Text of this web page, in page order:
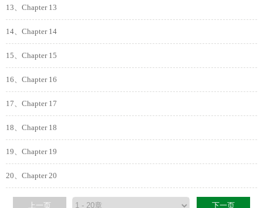
13、Chapter 13
14、Chapter 14
15、Chapter 15
16、Chapter 16
17、Chapter 17
18、Chapter 18
19、Chapter 19
20、Chapter 20
上一页 下一页